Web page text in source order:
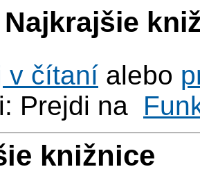
v čítaní alebo
Prejdi na
knižnice